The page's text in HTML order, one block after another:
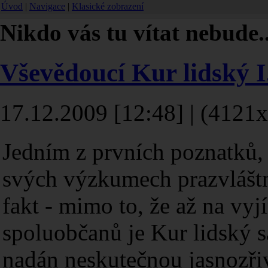
Úvod | Navigace | Klasické zobrazení
Nikdo vás tu vítat
Vševědoucí Kur lidský
17.12.2009 [12:48] |
Jedním z prvních
svých výzkumech
fakt - mimo to, že až na
spoluobčanů je Kur lidský
nadán neskutečnou